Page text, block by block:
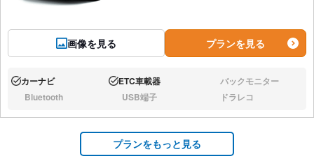
画像を見る プランを見る
あり:カーナビ あり:ETC車載器 なし:バックモニター
なし:Bluetooth なし:USB端子 なし:ドラレコ
プランをもっと見る